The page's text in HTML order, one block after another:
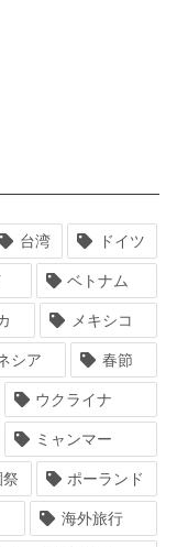
台湾 ドイツ
ベトナム
メキシコ
シア 春節
ウクライナ
ミャンマー
ポーランド
海外旅行